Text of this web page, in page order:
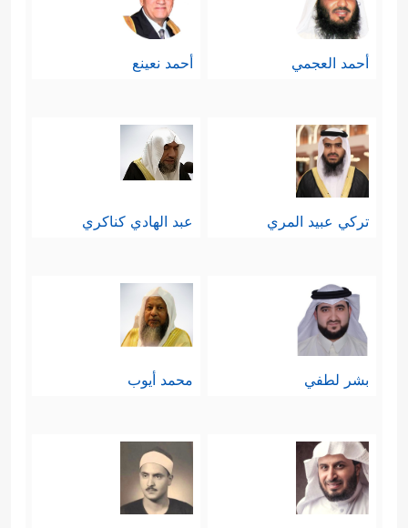
أحمد العجمي أحمد نعينع
تركي عبيد المري عبد الهادي كناكري
بشر لطفي محمد أيوب